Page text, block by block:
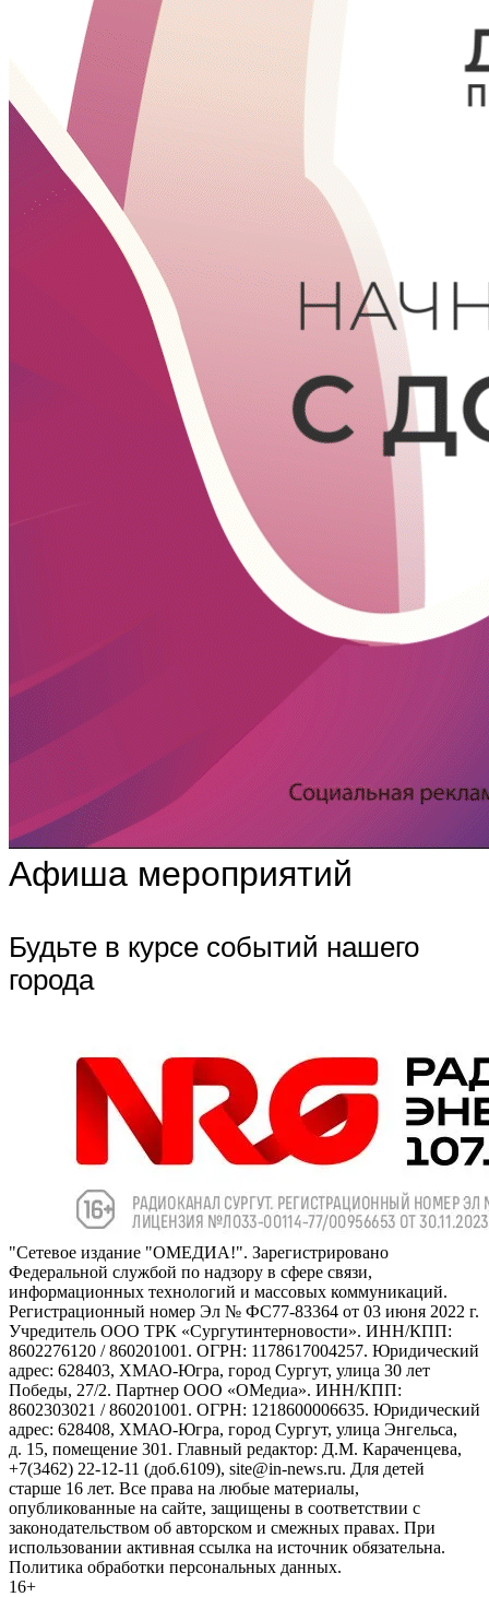
Афиша мероприятий
Будьте в курсе событий нашего
города
"Сетевое издание "ОМЕДИА!". Зарегистрировано
Федеральной службой по надзору в сфере связи,
информационных технологий и массовых коммуникаций.
Регистрационный номер Эл № ФС77-83364 от 03 июня 2022 г.
Учредитель ООО ТРК «Сургутинтерновости». ИНН/КПП:
8602276120 / 860201001. ОГРН: 1178617004257. Юридический
адрес: 628403, ХМАО-Югра, город Сургут, улица 30 лет
Победы, 27/2. Партнер ООО «ОМедиа». ИНН/КПП:
8602303021 / 860201001. ОГРН: 1218600006635. Юридический
адрес: 628408, ХМАО-Югра, город Сургут, улица Энгельса,
д. 15, помещение 301. Главный редактор: Д.М. Караченцева,
+7(3462) 22-12-11 (доб.6109), site@in-news.ru. Для детей
старше 16 лет. Все права на любые материалы,
опубликованные на сайте, защищены в соответствии с
законодательством об авторском и смежных правах. При
использовании активная ссылка на источник обязательна.
Политика обработки персональных данных.
16+